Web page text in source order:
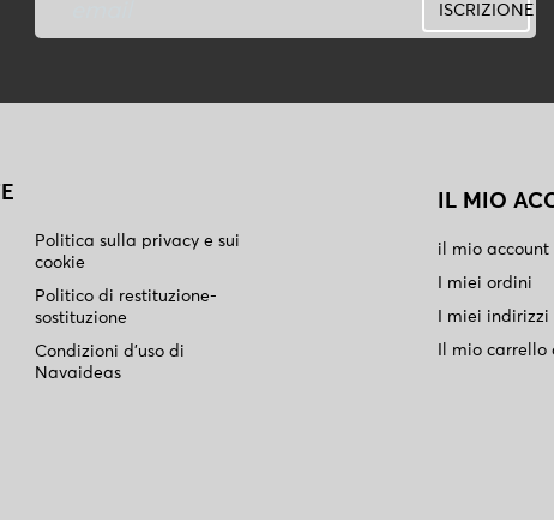
ISCRIZIONE
Politica sulla privacy e sui
cookie
Politico di restituzione-
sostituzione
Condizioni d'uso di
Navaideas
IL MIO
il mio account
I miei ordini
I miei indirizzi
Il mio